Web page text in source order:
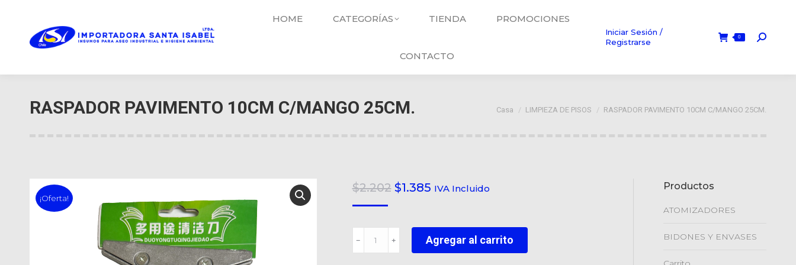
HOME CATEGORÍAS TIENDA PROMOCIONES
CONTACTO
Iniciar Sesión /
Registrarse
0
RASPADOR PAVIMENTO 10CM C/MANGO 25CM. Usted está aquí:
Casa LIMPIEZA DE PISOS RASPADOR PAVIMENTO 10CM C/MANGO 25CM.
¡Oferta!
$2.202 El
era:
$2.202.
$1.385El
es:
$1.385.
IVA Incluido
PAVIMENTO
﹣ ﹢ Agregar al carrito
Productos
ATOMIZADORES
BIDONES Y ENVASES